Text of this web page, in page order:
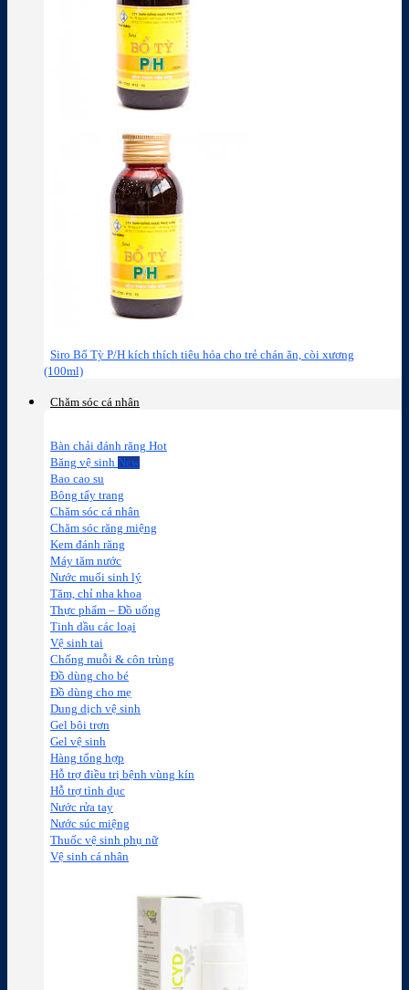
Siro Bổ Tỳ P/H kích thích tiêu hóa cho trẻ chán ăn, còi xương
(100ml)
Chăm sóc cá nhân
Bàn chải đánh răng
Băng vệ sinh
Bao cao su
Bông tẩy trang
Chăm sóc cá nhân
Chăm sóc răng miệng
Kem đánh răng
Máy tăm nước
Nước muối sinh lý
Tăm, chỉ nha khoa
Thực phẩm – Đồ uống
Tinh dầu các loại
Vệ sinh tai
Chống muỗi & côn trùng
Đồ dùng cho bé
Đồ dùng cho mẹ
Dung dịch vệ sinh
Gel bôi trơn
Gel vệ sinh
Hàng tổng hợp
Hỗ trợ điều trị bệnh vùng kín
Hỗ trợ tình dục
Nước rửa tay
Nước súc miệng
Thuốc vệ sinh phụ nữ
Vệ sinh cá nhân